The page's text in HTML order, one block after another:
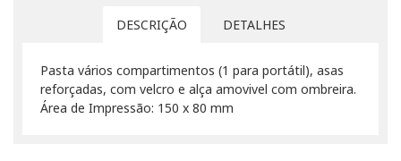
DESCRIÇÃO DETALHES
Pasta vários compartimentos (1 para portátil), asas
reforçadas, com velcro e alça amovivel com ombreira.
Área de Impressão: 150 x 80 mm